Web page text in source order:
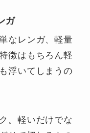
ガ
なレンガ、軽量
徴はもちろん軽
浮いてしまうの
。軽いだけでな